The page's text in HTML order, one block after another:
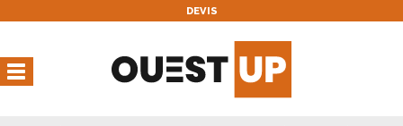
DEVIS
Vous avez une réservation
en cours
Vous n'avez pas de réservation en cours